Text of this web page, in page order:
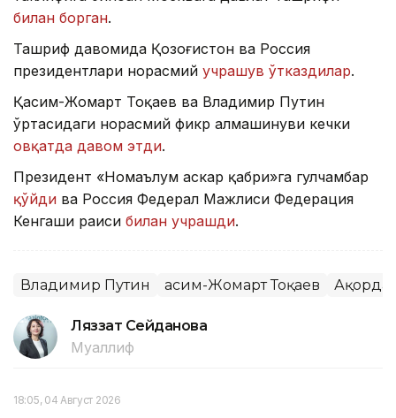
билан борган.
Ташриф давомида Қозоғистон ва Россия
президентлари норасмий учрашув ўтказдилар.
Қасим-Жомарт Тоқаев ва Владимир Путин
ўртасидаги норасмий фикр алмашинуви кечки
овқатда давом этди.
Президент «Номаълум аскар қабри»га гулчамбар
қўйди ва Россия Федерал Мажлиси Федерация
Кенгаши раиси билан учрашди.
Владимир Путин Қасим-Жомарт Тоқаев Ақорда
Ляззат Сейданова
Муаллиф
18:05, 04 Август 2026